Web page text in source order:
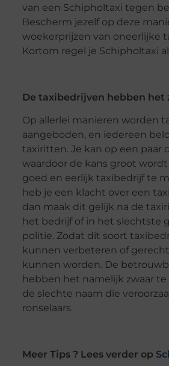
van een Schipholtaxi tegen
Bescherm jezelf op deze
woekerprijzen van oneerlijke
Kortom regel je Schipholtaxi
De taxibedrijven hebben het
Op allerlei manieren worden
aangeboden, en iedereen
taxiritten. Je kan op een paar
waardoor de kans groot
goed en eerlijk taxibedrijf te
heb je een klacht over een
dan maak dit gelijk na de
het bedrijf of in het slechtste
politie. Zodat dit soort
kunnen verbeteren of
kunnen worden. De
hebben het namelijk zwaar
de slechte naam die
ronselaars.
Meer Tips ? Lees verder op